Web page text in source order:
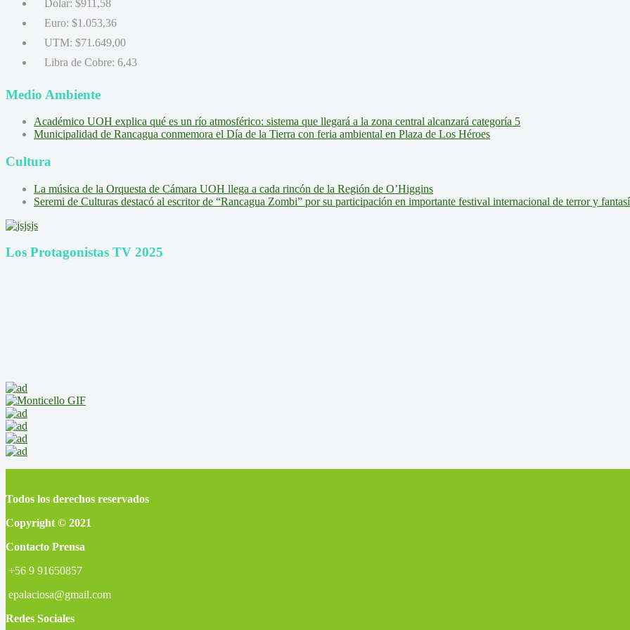
Dólar: $911,58
Euro: $1.053,36
UTM: $71.649,00
Libra de Cobre: 6,43
Medio Ambiente
Académico UOH explica qué es un río atmosférico: sistema que llegará a la zona central alcanzará categoría 5
Municipalidad de Rancagua conmemora el Día de la Tierra con feria ambiental en Plaza de Los Héroes
Cultura
La música de la Orquesta de Cámara UOH llega a cada rincón de la Región de O’Higgins
Seremi de Culturas destacó al escritor de “Rancagua Zombi” por su participación en importante festival internacional de terror y
Los Protagonistas TV 2025
Todos los derechos reservados
Copyright © 2021
Contacto Prensa
+56 9 91650857
epalaciosa@gmail.com
Redes Sociales